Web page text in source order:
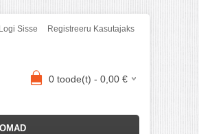
Logi Sisse Registreeru Kasutajaks
0 toode(t) - 0,00 €